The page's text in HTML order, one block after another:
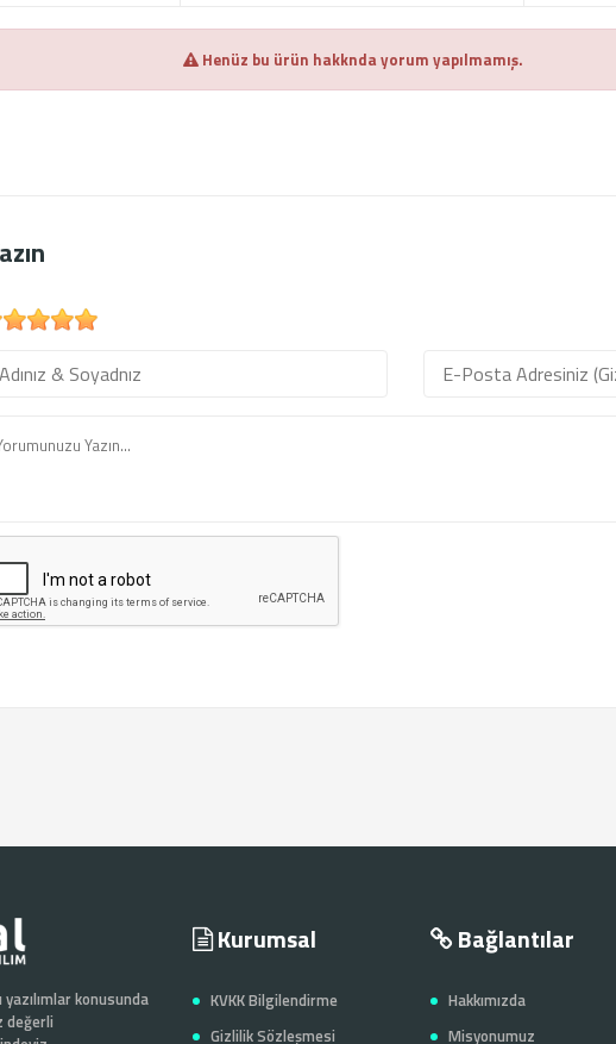
Henüz bu ürün hakknda yorum yapılmamış.
konusunda
değerli
Kurumsal
KVKK Bilgilendirme
Gizlilik Sözleşmesi
Bağlantılar
Hakkımızda
Misyonumuz